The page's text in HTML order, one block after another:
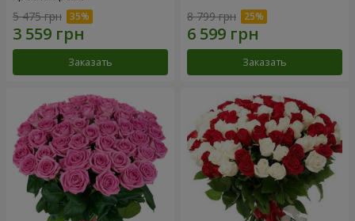
5 475 грн
Заказать
8 799 грн
Заказать